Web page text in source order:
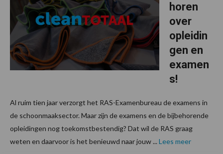
horen
over
opleidin
gen en
examen
s!
Al ruim tien jaar verzorgt het RAS-Examenbureau de examens in
de schoonmaaksector. Maar zijn de examens en de bijbehorende
opleidingen nog toekomstbestendig? Dat wil de RAS graag
weten en daarvoor is het benieuwd naar jouw ...Lees meer